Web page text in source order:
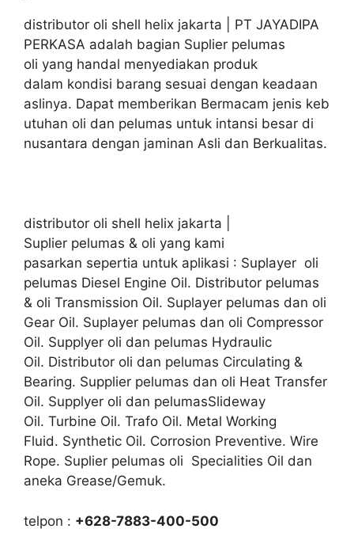
distributor oli shell helix jakarta | PT JAYADIPA
PERKASA adalah bagian Suplier pelumas
oli yang handal menyediakan produk
dalam kondisi barang sesuai dengan keadaan
aslinya. Dapat memberikan Bermacam jenis keb
utuhan oli dan pelumas untuk intansi besar di
nusantara dengan jaminan Asli dan Berkualitas.
distributor oli shell helix jakarta |
Suplier pelumas & oli yang kami
pasarkan sepertia untuk aplikasi : Suplayer oli
pelumas Diesel Engine Oil. Distributor pelumas
& oli Transmission Oil. Suplayer pelumas dan oli
Gear Oil. Suplayer pelumas dan oli Compressor
Oil. Supplyer oli dan pelumas Hydraulic
Oil. Distributor oli dan pelumas Circulating &
Bearing. Supplier pelumas dan oli Heat Transfer
Oil. Supplyer oli dan pelumasSlideway
Oil. Turbine Oil. Trafo Oil. Metal Working
Fluid. Synthetic Oil. Corrosion Preventive. Wire
Rope. Suplier pelumas oli Specialities Oil dan
aneka Grease/Gemuk.
telpon : +628-7883-400-500